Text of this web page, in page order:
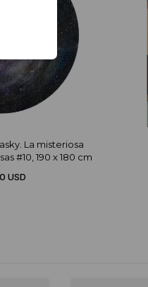
La misteriosa
#10, 190 x 180 cm
USD